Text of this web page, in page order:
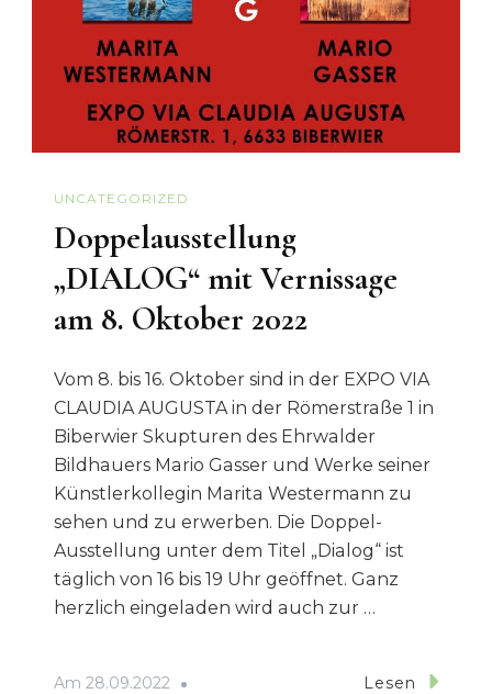
UNCATEGORIZED
Doppelausstellung
„DIALOG“ mit Vernissage
am 8. Oktober 2022
Vom 8. bis 16. Oktober sind in der EXPO VIA
CLAUDIA AUGUSTA in der Römerstraße 1 in
Biberwier Skupturen des Ehrwalder
Bildhauers Mario Gasser und Werke seiner
Künstlerkollegin Marita Westermann zu
sehen und zu erwerben. Die Doppel-
Ausstellung unter dem Titel „Dialog“ ist
täglich von 16 bis 19 Uhr geöffnet. Ganz
herzlich eingeladen wird auch zur …
Am 28.09.2022 Lesen